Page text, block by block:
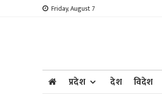
Friday, August 7
प्रदेश देश विदेश